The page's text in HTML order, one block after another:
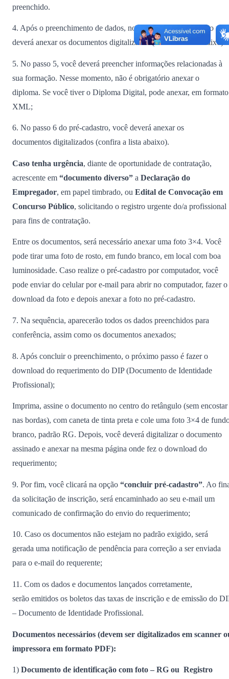
preenchido.
4. Após o preenchimento de dados, no passo 6 do pré-cadastro
deverá anexar os documentos digitalizados (confira a lista abaixo).
5. No passo 5, você deverá preencher informações relacionadas à
sua formação. Nesse momento, não é obrigatório anexar o
diploma. Se você tiver o Diploma Digital, pode anexar, em formato
XML;
6. No passo 6 do pré-cadastro, você deverá anexar os
documentos digitalizados (confira a lista abaixo).
Caso tenha urgência, diante de oportunidade de contratação,
acrescente em “documento diverso” a Declaração do
Empregador, em papel timbrado, ou Edital de Convocação em
Concurso Público, solicitando o registro urgente do/a profissional
para fins de contratação.
Entre os documentos, será necessário anexar uma foto 3×4. Você
pode tirar uma foto de rosto, em fundo branco, em local com boa
luminosidade. Caso realize o pré-cadastro por computador, você
pode enviar do celular por e-mail para abrir no computador, fazer o
download da foto e depois anexar a foto no pré-cadastro.
7. Na sequência, aparecerão todos os dados preenchidos para
conferência, assim como os documentos anexados;
8. Após concluir o preenchimento, o próximo passo é fazer o
download do requerimento do DIP (Documento de Identidade
Profissional);
Imprima, assine o documento no centro do retângulo (sem encostar
nas bordas), com caneta de tinta preta e cole uma foto 3×4 de
branco, padrão RG. Depois, você deverá digitalizar o documento
assinado e anexar na mesma página onde fez o download do
requerimento;
9. Por fim, você clicará na opção “concluir pré-cadastro”. Ao
da solicitação de inscrição, será encaminhado ao seu e-mail um
comunicado de confirmação do envio do requerimento;
10. Caso os documentos não estejam no padrão exigido, será
gerada uma notificação de pendência para correção a ser enviada
para o e-mail do requerente;
11. Com os dados e documentos lançados corretamente,
serão emitidos os boletos das taxas de inscrição e de emissão do
– Documento de Identidade Profissional.
Documentos necessários (devem ser digitalizados em scanner
impressora em formato PDF):
1) Documento de identificação com foto – RG ou Registro